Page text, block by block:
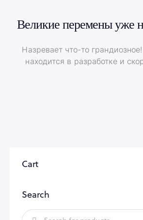
Великие перемены уже
Назревает что-то
находится в разработке и
Cart
Search